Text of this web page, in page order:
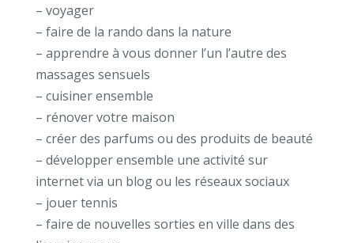
– voyager
– faire de la rando dans la nature
– apprendre à vous donner l’un l’autre des
massages sensuels
– cuisiner ensemble
– rénover votre maison
– créer des parfums ou des produits de beauté
– développer ensemble une activité sur
internet via un blog ou les réseaux sociaux
– jouer tennis
– faire de nouvelles sorties en ville dans des